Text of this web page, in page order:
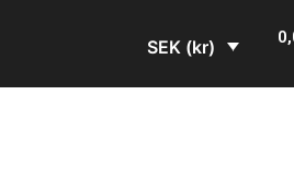
SEK (kr)